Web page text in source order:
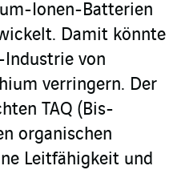
Ionen-Batterien
Damit könnte
von
verringern. Der
TAQ (Bis-
organischen
Leitfähigkeit und